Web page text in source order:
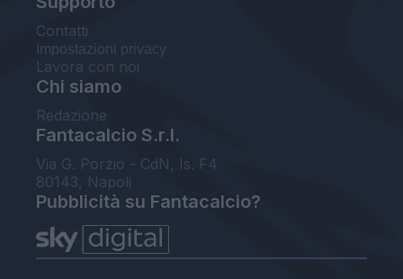
Contatti
Impostazioni privacy
Lavora con noi
Chi siamo
Redazione
Fantacalcio S.r.l.
Via G. Porzio - CdN, Is. F4
80143, Napoli
Pubblicità su Fantacalcio?